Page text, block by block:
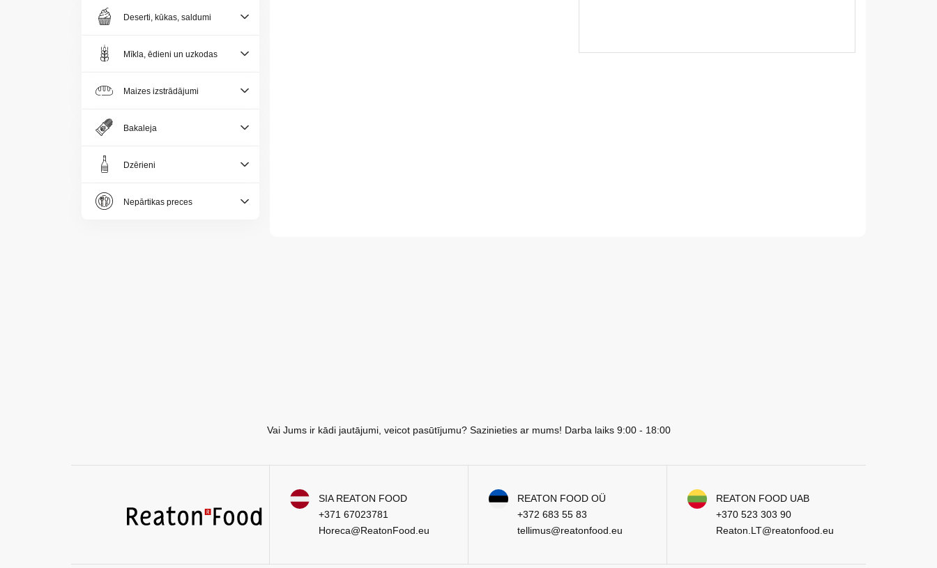
Deserti, kūkas, saldumi
Mīkla, ēdieni un uzkodas
Maizes izstrādājumi
Bakaleja
Dzērieni
Nepārtikas preces
Vai Jums ir kādi jautājumi, veicot pasūtījumu? Sazinieties ar mums! Darba laiks 9:00 - 18:00
SIA REATON FOOD
+371 67023781
Horeca@ReatonFood.eu
REATON FOOD OÜ
+372 683 55 83
tellimus@reatonfood.eu
REATON FOOD UAB
+370 523 303 90
Reaton.LT@reatonfood.eu